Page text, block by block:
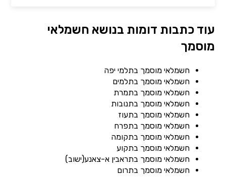
עוד כתבות דומות בנושא חשמלאי
מוסמך
חשמלאי מוסמך בתלמי יפה
חשמלאי מוסמך בתלמים
חשמלאי מוסמך בתמרת
חשמלאי מוסמך בתנובות
חשמלאי מוסמך בתעוז
חשמלאי מוסמך בתפרח
חשמלאי מוסמך בתקומה
חשמלאי מוסמך בתקוע
חשמלאי מוסמך בתראבין א-צאנע(ישוב)
חשמלאי מוסמך בתרום